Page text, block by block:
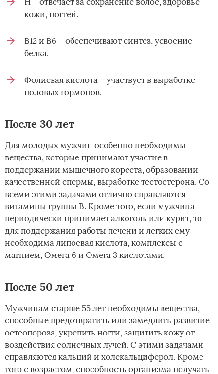
кожи, ногтей.
В12 и В6 – обеспечивают синтез, усвоение
белка.
Фолиевая кислота – участвует в выработке
половых гормонов.
После 30 лет
Для молодых мужчин особенно необходимы
вещества, которые принимают участие в
поддержании мышечного корсета, образовании
качественной спермы, выработке тестостерона. Со
всеми этими задачами отлично справляются
витамины группы В. Кроме того, если мужчина
периодически принимает алкоголь или курит, то
для поддержания работы печени и легких ему
необходима липоевая кислота, комплексы с
магнием, Омега 6 и Омега 3 кислотами.
После 50 лет
Мужчинам старше 55 лет необходимы вещества,
способные предотвратить или замедлить развитие
остеопороза, укрепить ногти, защитить кожу от
воздействия солнечных лучей. С этими задачами
справляются кальций и холекальциферол. Кроме
того с возрастом, способность организма получать